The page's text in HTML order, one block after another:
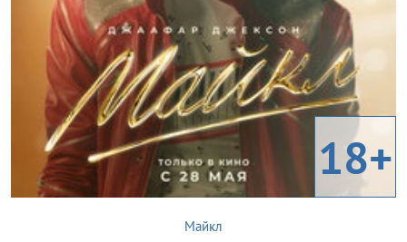
18+
Майкл